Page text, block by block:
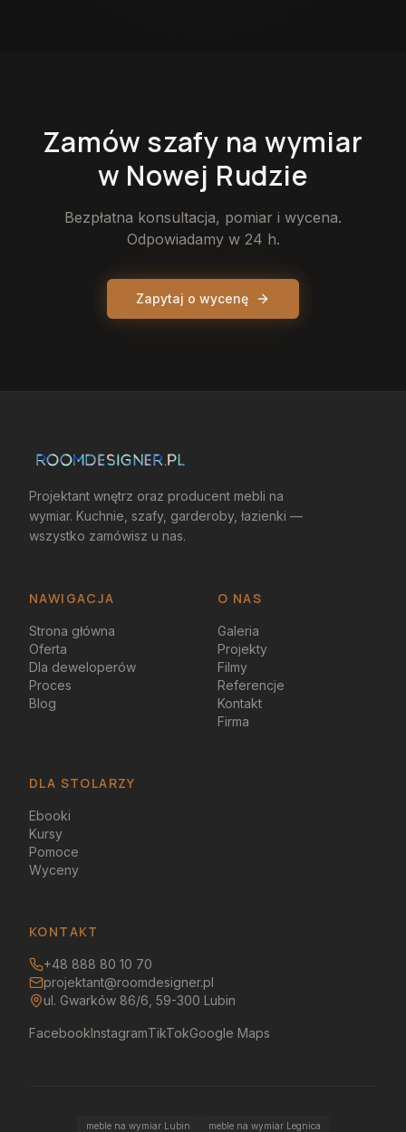
Zamów szafy na wymiar
w Nowej Rudzie
Bezpłatna konsultacja, pomiar i wycena.
Odpowiadamy w 24 h.
Zapytaj o wycenę
Projektant wnętrz oraz producent mebli na
wymiar. Kuchnie, szafy, garderoby, łazienki —
wszystko zamówisz u nas.
NAWIGACJA O NAS
Strona główna
Oferta
Dla deweloperów
Proces
Blog
Galeria
Projekty
Filmy
Referencje
Kontakt
Firma
DLA STOLARZY
Ebooki
Kursy
Pomoce
Wyceny
KONTAKT
+48 888 80 10 70
projektant@roomdesigner.pl
ul. Gwarków 86/6, 59-300 Lubin
FacebookInstagramTikTokGoogle Maps
meble na wymiar Lubin
meble na wymiar Legnica